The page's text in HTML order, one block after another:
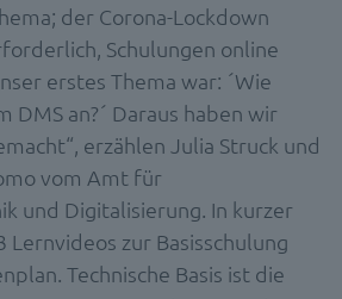
der Corona-Lockdown
Schulungen online
erstes Thema war: ´Wie
DMS an?´ Daraus haben wir
erzählen Julia Struck und
vom Amt für
und Digitalisierung. In kurzer
zur Basisschulung
Technische Basis ist die